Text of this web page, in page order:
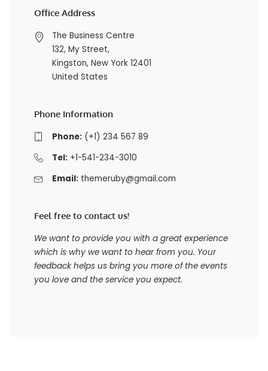
Office Address
The Business Centre
132, My Street,
Kingston, New York 12401
United States
Phone Information
Phone:(+1) 234 567 89
Tel:+1-541-234-3010
Email: themeruby@gmail.com
Feel free to contact us!
We want to provide you with a great experience
which is why we want to hear from you. Your
feedback helps us bring you more of the events
you love and the service you expect.